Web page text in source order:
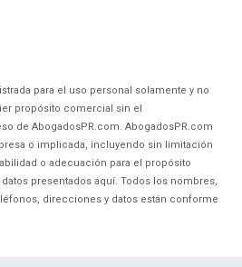
para el uso personal solamente y no
propósito comercial sin el
de AbogadosPR.com. AbogadosPR.com
o implicada, incluyendo sin limitación
o adecuación para el propósito
presentados aquí. Todos los nombres,
direcciones y datos están conforme